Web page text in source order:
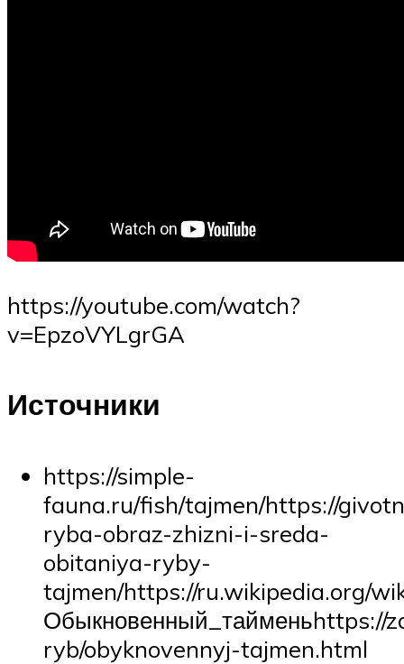
https://youtube.com/watch?
v=EpzoVYLgrGA
Источники
https://simple-
fauna.ru/fish/tajmen/https://
ryba-obraz-zhizni-i-sreda-
obitaniya-ryby-
tajmen/https://ru.wikipedia.org/
Обыкновенный_тайменьhttps://
ryb/obyknovennyj-tajmen.html